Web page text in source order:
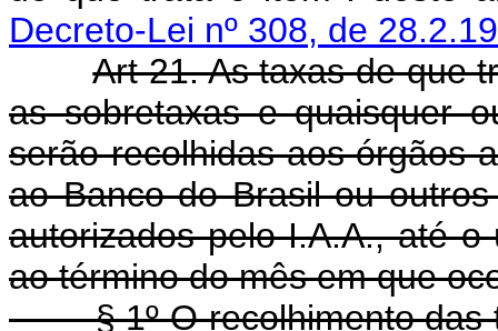
Decreto-Lei nº 308, de
Art 21. As taxas de que
as sobretaxas e quaisquer
serão recolhidas aos órgãos
ao Banco do Brasil ou
autorizados pelo I.A.A., até
ao término do mês em que
§ 1º O recolhimento das